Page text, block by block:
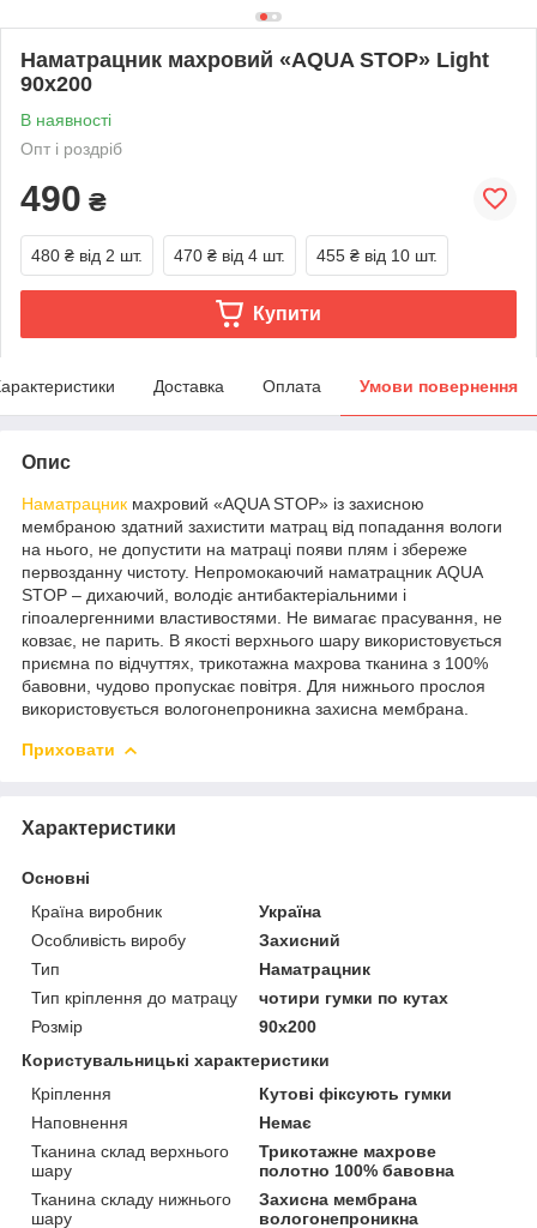
Наматрацник махровий «AQUA STOP» Light
90x200
В наявності
Опт і роздріб
490 ₴
480 ₴ від 2 шт. 470 ₴ від 4 шт. 455 ₴ від 10 шт.
Купити
Доставка Оплата Умови повернення
Опис
Наматрацник махровий «AQUA STOP» із захисною
мембраною здатний захистити матрац від попадання вологи
на нього, не допустити на матраці появи плям і збереже
первозданну чистоту. Непромокаючий наматрацник AQUA
STOP – дихаючий, володіє антибактеріальними і
гіпоалергенними властивостями. Не вимагає прасування, не
ковзає, не парить. В якості верхнього шару використовується
приємна по відчуттях, трикотажна махрова тканина з 100%
бавовни, чудово пропускає повітря. Для нижнього прослоя
використовується вологонепроникна захисна мембрана.
Приховати
Характеристики
Основні
Країна виробник
Україна
Особливість виробу
Захисний
Тип
Наматрацник
Тип кріплення до матрацу
чотири гумки по кутах
Розмір
90x200
Користувальницькі характеристики
Кріплення
Кутові фіксують гумки
Наповнення
Немає
Тканина склад верхнього
шару
Трикотажне махрове
полотно 100% бавовна
Тканина складу нижнього
шару
Захисна мембрана
вологонепроникна